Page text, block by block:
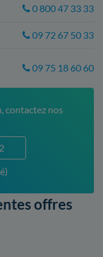
0 800 47 33 33
09 72 67 50 33
09 75 18 60 60
contactez nos
offres